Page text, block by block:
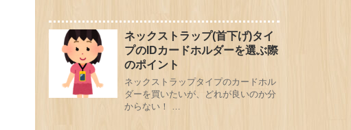
ネックストラップ(首下げ)タイ
プのIDカードホルダーを選ぶ際
のポイント
ネックストラップタイプのカードホル
ダーを買いたいが、どれが良いのか分
からない！ …